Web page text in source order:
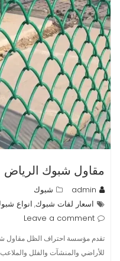
مقاول شبوك الرياض
admin
شبوك
اسعار لفات شبوك, انواع
Leave a comment
تقدم مؤسسة احتراف الظل مقاول
للأراضي والمنشآت والفلل والملاعب